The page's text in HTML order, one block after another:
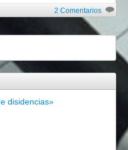
2 Comentarios
disidencias»